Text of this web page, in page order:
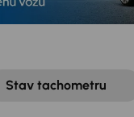
Stav tachometru